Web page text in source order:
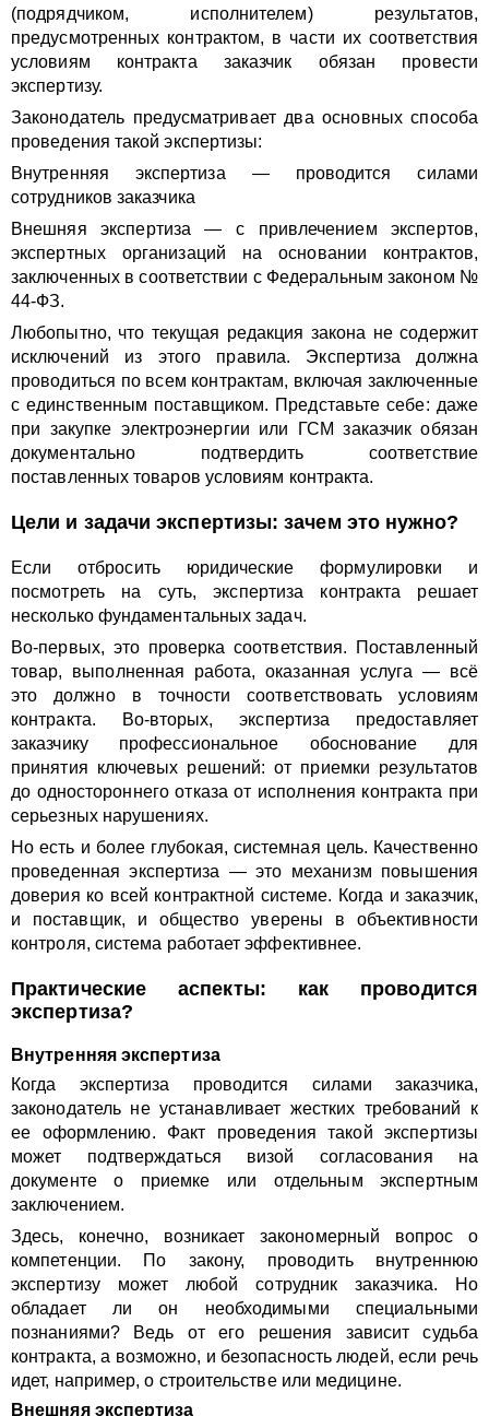
(подрядчиком, исполнителем) результатов,
предусмотренных контрактом, в части их соответствия
условиям контракта заказчик обязан провести
экспертизу.
Законодатель предусматривает два основных способа
проведения такой экспертизы:
Внутренняя экспертиза — проводится силами
сотрудников заказчика
Внешняя экспертиза — с привлечением экспертов,
экспертных организаций на основании контрактов,
заключенных в соответствии с Федеральным законом №
44-ФЗ.
Любопытно, что текущая редакция закона не содержит
исключений из этого правила. Экспертиза должна
проводиться по всем контрактам, включая заключенные
с единственным поставщиком. Представьте себе: даже
при закупке электроэнергии или ГСМ заказчик обязан
документально подтвердить соответствие
поставленных товаров условиям контракта.
Цели и задачи экспертизы: зачем это нужно?
Если отбросить юридические формулировки и
посмотреть на суть, экспертиза контракта решает
несколько фундаментальных задач.
Во-первых, это проверка соответствия. Поставленный
товар, выполненная работа, оказанная услуга — всё
это должно в точности соответствовать условиям
контракта. Во-вторых, экспертиза предоставляет
заказчику профессиональное обоснование для
принятия ключевых решений: от приемки результатов
до одностороннего отказа от исполнения контракта при
серьезных нарушениях.
Но есть и более глубокая, системная цель. Качественно
проведенная экспертиза — это механизм повышения
доверия ко всей контрактной системе. Когда и заказчик,
и поставщик, и общество уверены в объективности
контроля, система работает эффективнее.
Практические аспекты: как проводится
экспертиза?
Внутренняя экспертиза
Когда экспертиза проводится силами заказчика,
законодатель не устанавливает жестких требований к
ее оформлению. Факт проведения такой экспертизы
может подтверждаться визой согласования на
документе о приемке или отдельным экспертным
заключением.
Здесь, конечно, возникает закономерный вопрос о
компетенции. По закону, проводить внутреннюю
экспертизу может любой сотрудник заказчика. Но
обладает ли он необходимыми специальными
познаниями? Ведь от его решения зависит судьба
контракта, а возможно, и безопасность людей, если речь
идет, например, о строительстве или медицине.
Внешняя экспертиза